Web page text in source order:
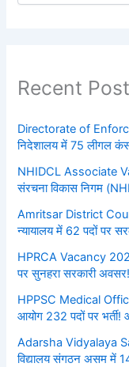
Recent
Directorate of
निदेशालय में 75 लीगल
NHIDCL Associate
संरचना विकास निगम
Amritsar District
न्यायालय में 62 पदों पर
HPRCA Vacancy
पर सुनहरा सरकारी
HPPSC Medical
आयोग 232 पदों पर
Adarsha Vidyalaya
विद्यालय संगठन असम में